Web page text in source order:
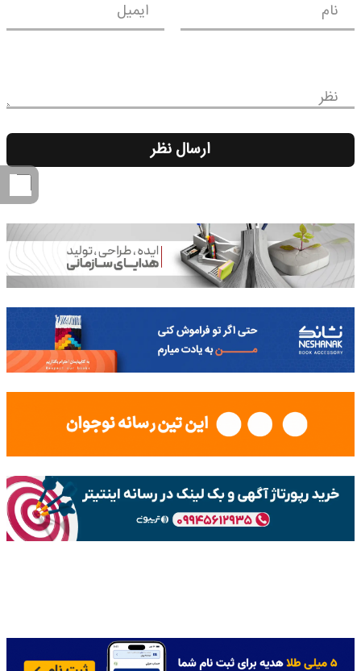
نام ایمیل
نظر
ارسال نظر